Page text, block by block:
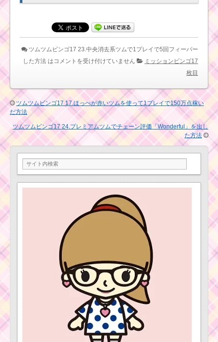
攻略 並行してクリアで
17 13.白いツムを
使って1プレイで
ツムツムビンゴ17 5.
帽子を被ったを使って1
プレイで150万点稼い
だ方法
ツムツムビンゴ17 19.
プレミアムツムを使っ
た1プレイでタイムボム
を2個出した方法
ツムツムビンゴ17枚
目のミッション攻略法
【実際に攻略した方
ツムツムビンゴ17 23.中央消去系ツムで1プレイで5回フィーバー
した方法 は コメントを受け付けていません
ミッションビンゴ17
枚目
ツムツムビンゴ17 17.ほっぺが赤いツムを使って1プレイで150万点稼い
だ方法
ツムツムビンゴ17 24.プレミアムツムでチェーン評価「Wonderful」を出し
た方法